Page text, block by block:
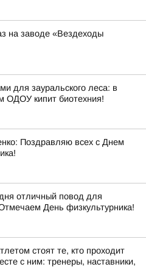
на заводе «Вездеходы
для зауральского леса: в
ОДОУ кипит биотехния!
Поздравляю всех с Днем
отличный повод для
День физкультурника!
стоят те, кто проходит
с ним: тренеры, наставники,